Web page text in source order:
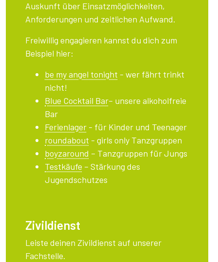
Auskunft über Einsatzmöglichkeiten,
Anforderungen und zeitlichen Aufwand.
Freiwillig engagieren kannst du dich zum
Beispiel hier:
be my angel tonight - wer fährt trinkt
nicht!
Blue Cocktail Bar– unsere alkoholfreie
Bar
Ferienlager - für Kinder und Teenager
roundabout - girls only Tanzgruppen
boyzaround – Tanzgruppen für Jungs
Testkäufe – Stärkung des
Jugendschutzes
Zivildienst
Leiste deinen Zivildienst auf unserer
Fachstelle.